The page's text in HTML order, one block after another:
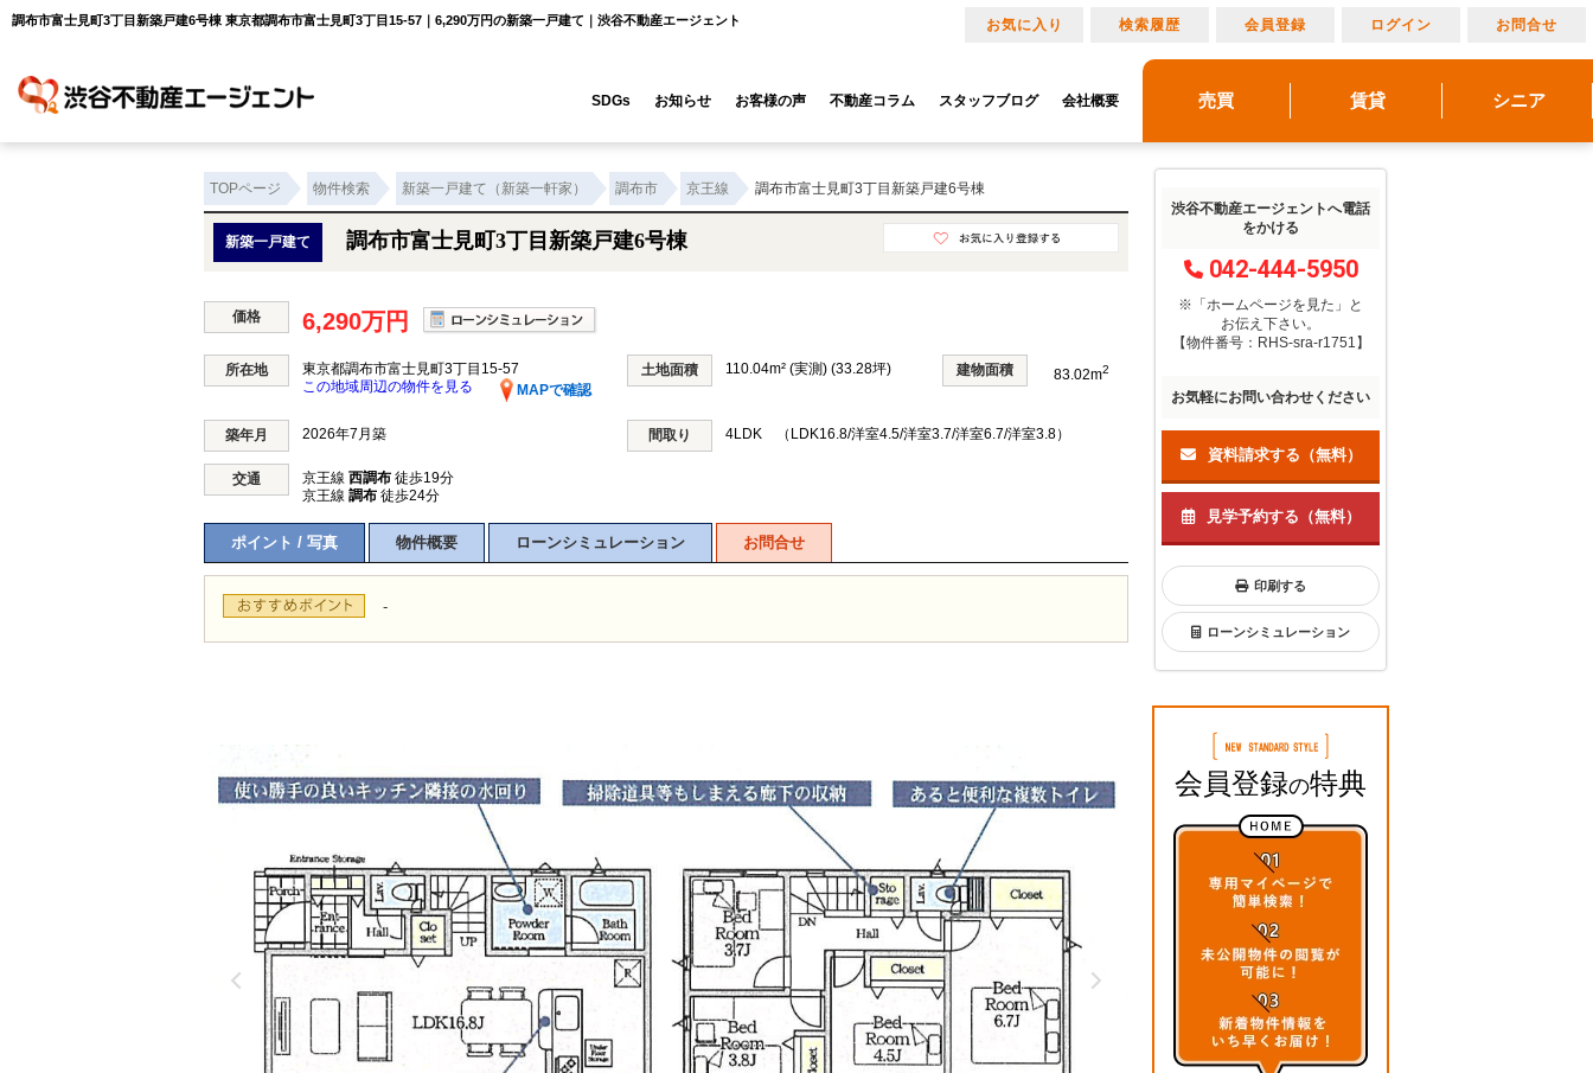
調布市富士見町3丁目新築戸建6号棟 東京都調布市富士見町3丁目15-57｜6,290万円の新築一戸建て｜渋谷不動産エージェント お気に入り 検索履歴 会員登録 ログイン お問合せ
SDGs お知らせ お客様の声 不動産コラム スタッフブログ 会社概要 売買
リノベーション
マンション情報
賃貸 シニア
TOPページ 物件検索 新築一戸建て（新築一軒家） 調布市 京王線 調布市富士見町3丁目新築戸建6号棟
新築一戸建て 調布市富士見町3丁目新築戸建6号棟
価格 6,290万円
所在地
東京都調布市富士見町3丁目15-57
MAPで確認
この地域周辺の物件を見る
土地面積 110.04m² (実測) (33.28坪) 建物面積 83.02m2
築年月 2026年7月築 間取り 4LDK （LDK16.8/洋室4.5/洋室3.7/洋室6.7/洋室3.8）
交通 京王線 西調布 徒歩19分
京王線 調布 徒歩24分
ポイント / 写真 物件概要 ローンシミュレーション お問合せ
-
渋谷不動産エージェントへ電話
をかける
042-444-5950
※「ホームページを見た」
と
お伝え下さい。
【物件番号：RHS-sra-r1751】
お気軽にお問い合わせください
資料請求する（無料）
見学予約する（無料）
印刷する
ローンシミュレーション
会員登録の特典